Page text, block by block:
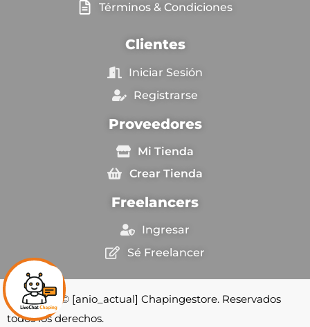
Términos & Condiciones
Clientes
Iniciar Sesión
Registrarse
Proveedores
Mi Tienda
Crear Tienda
Freelancers
Ingresar
Sé Freelancer
Copyright © [anio_actual] Chapingestore. Reservados
todos los derechos.